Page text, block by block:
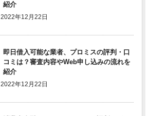
紹介
2022年12月22日
即日借入可能な業者、プロミスの評判・口
コミは？審査内容やWeb申し込みの流れを
紹介
2022年12月22日